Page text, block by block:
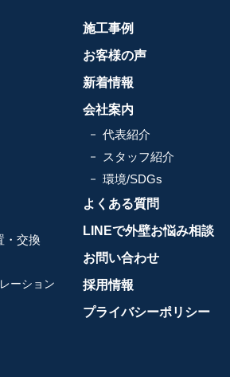
・交換
ーション
施工事例
お客様の声
新着情報
会社案内
代表紹介
スタッフ紹介
環境/SDGs
よくある質問
LINEで外壁お悩み相談
お問い合わせ
採用情報
プライバシーポリシー